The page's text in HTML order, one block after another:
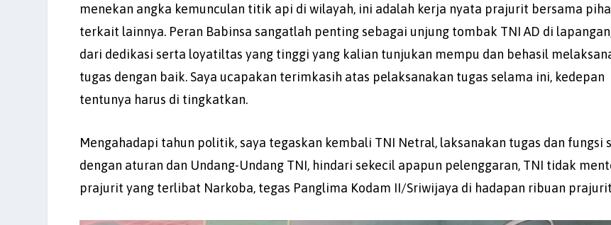
menekan angka kemunculan titik api di wilayah, ini adalah kerja nyata prajurit bersama
terkait lainnya. Peran Babinsa sangatlah penting sebagai unjung tombak TNI AD di
dari dedikasi serta loyatiltas yang tinggi yang kalian tunjukan mempu dan behasil
tugas dengan baik. Saya ucapakan terimkasih atas pelaksanakan tugas selama ini, kedepan
tentunya harus di tingkatkan.
Mengahadapi tahun politik, saya tegaskan kembali TNI Netral, laksanakan tugas dan fungsi
dengan aturan dan Undang-Undang TNI, hindari sekecil apapun pelenggaran, TNI tidak
prajurit yang terlibat Narkoba, tegas Panglima Kodam II/Sriwijaya di hadapan ribuan